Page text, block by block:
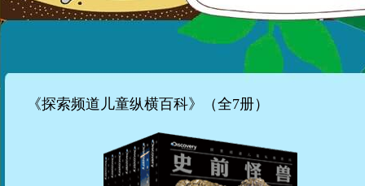
《探索频道儿童纵横百科》（全7册）